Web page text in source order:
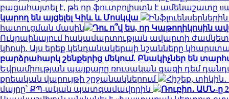
բացահայտել է, թե որ ֆուտբոլիստն է ամենաշատը
կարող են այցելել Կիև և Մոսկվա
հատուցման մասին
Դու ո՞վ ես, որ Կաթողիկոսին
Ուկրաինայում հակամարտության ավարտի
կհոսի. Այս երեք կենդանակերպի նշանները
բարձրահարկ շենքերից մեկում. Բնակիչներ են
Եվրամիության պայքարը ռուսական գազի դեմ
քրեական վարույթի շրջանակներում
Հիշեք,
մայրը՝ ՔՊ-ական պատգամավորին
Ռուբիո․ ԱՄՆ-ը